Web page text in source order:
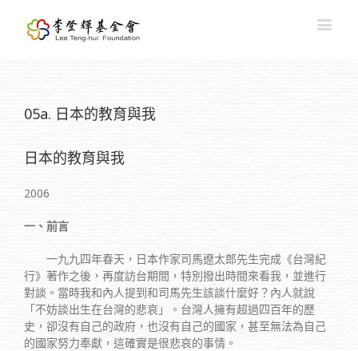
05a. 日本的教育與我
日本的教育與我
2006
一、前言
一九九四年春天，日本作家司馬遼太郎先生完成《台灣紀
行》著作之後，再度訪台期間，特別撥出時間來看我，並進行
對談。當時我和內人提到和司馬先生該談什麼好？內人就說
「不妨談出生在台灣的悲哀」。台灣人擁有超過四百年的歷
史，卻沒有自己的政府，也沒有自己的國家，甚至無法為自己
的國家努力奉獻，這確實是很悲哀的事情。